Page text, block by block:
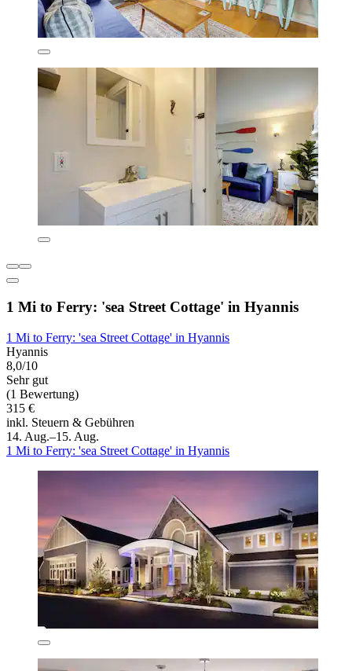
1 Mi to Ferry: 'sea Street Cottage' in Hyannis
1 Mi to Ferry: 'sea Street Cottage' in Hyannis
Hyannis
8,0/10
Sehr gut
(1 Bewertung)
315 €
inkl. Steuern & Gebühren
14. Aug.–15. Aug.
1 Mi to Ferry: 'sea Street Cottage' in Hyannis